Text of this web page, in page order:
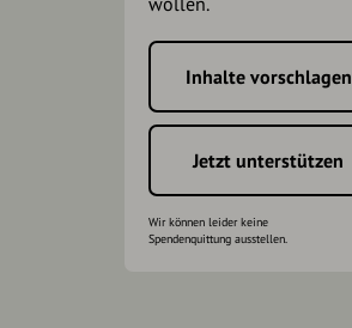
Inhalte vorschlagen
Jetzt unterstützen
Wir können leider keine
Spendenquittung ausstellen.